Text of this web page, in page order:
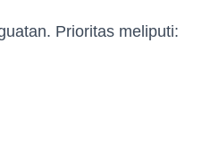
Prioritas meliputi: